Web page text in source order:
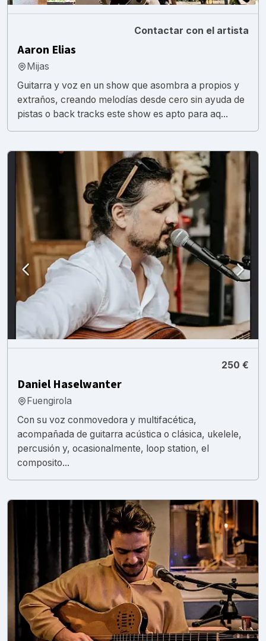
Contactar con el artista
Aaron Elias
Mijas
Guitarra y voz en un show que asombra a propios y
extraños, creando melodías desde cero sin ayuda de
pistas o back tracks este show es apto para aq...
250 €
Daniel Haselwanter
Fuengirola
Con su voz conmovedora y multifacética,
acompañada de guitarra acústica o clásica, ukelele,
percusión y, ocasionalmente, loop station, el
composito...